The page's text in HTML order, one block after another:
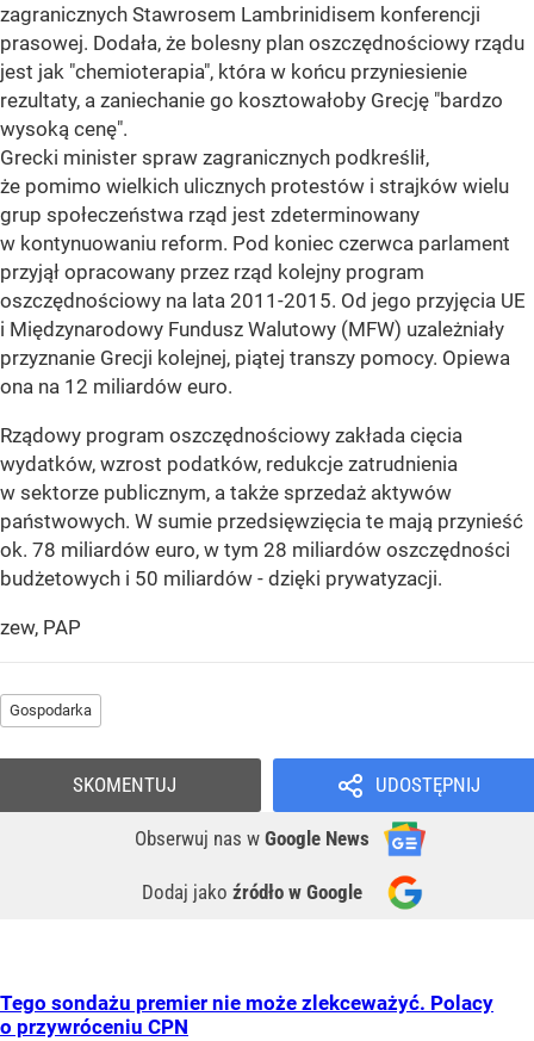
zagranicznych Stawrosem Lambrinidisem konferencji
prasowej. Dodała, że bolesny plan oszczędnościowy rządu
jest jak "chemioterapia", która w końcu przyniesienie
rezultaty, a zaniechanie go kosztowałoby Grecję "bardzo
wysoką cenę".
Grecki minister spraw zagranicznych podkreślił,
że pomimo wielkich ulicznych protestów i strajków wielu
grup społeczeństwa rząd jest zdeterminowany
w kontynuowaniu reform. Pod koniec czerwca parlament
przyjął opracowany przez rząd kolejny program
oszczędnościowy na lata 2011-2015. Od jego przyjęcia UE
i Międzynarodowy Fundusz Walutowy (MFW) uzależniały
przyznanie Grecji kolejnej, piątej transzy pomocy. Opiewa
ona na 12 miliardów euro.
Rządowy program oszczędnościowy zakłada cięcia
wydatków, wzrost podatków, redukcje zatrudnienia
w sektorze publicznym, a także sprzedaż aktywów
państwowych. W sumie przedsięwzięcia te mają przynieść
ok. 78 miliardów euro, w tym 28 miliardów oszczędności
budżetowych i 50 miliardów - dzięki prywatyzacji.
zew, PAP
Gospodarka
UDOSTĘPNIJ
Obserwuj nas w Google News
Dodaj jako źródło w Google
SKOMENTUJ
Tego sondażu premier nie może zlekceważyć. Polacy
o przywróceniu CPN